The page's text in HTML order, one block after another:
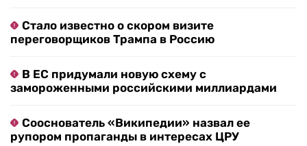
Стало известно о скором визите
переговорщиков Трампа в Россию
В ЕС придумали новую схему с
замороженными российскими миллиардами
Сооснователь «Википедии» назвал ее
рупором пропаганды в интересах ЦРУ